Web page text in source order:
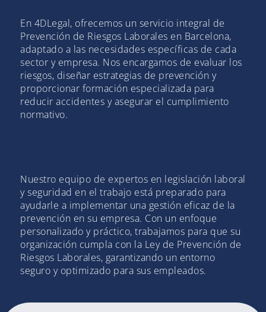
En 4DLegal, ofrecemos un servicio integral de
Prevención de Riesgos Laborales en Barcelona,
adaptado a las necesidades específicas de cada
sector y empresa. Nos encargamos de evaluar los
riesgos, diseñar estrategias de prevención y
proporcionar formación especializada para
reducir accidentes y asegurar el cumplimiento
normativo.
Nuestro equipo de expertos en legislación laboral
y seguridad en el trabajo está preparado para
ayudarle a implementar una gestión eficaz de la
prevención en su empresa. Con un enfoque
personalizado y práctico, trabajamos para que su
organización cumpla con la Ley de Prevención de
Riesgos Laborales, garantizando un entorno
seguro y optimizado para sus empleados.